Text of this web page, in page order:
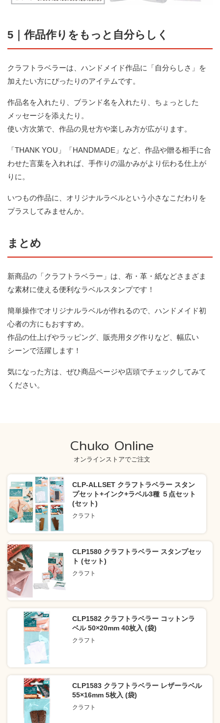
5｜作品作りをもっと自分らしく
クラフトラベラーは、ハンドメイド作品に「自分らしさ」を
加えたい方にぴったりのアイテムです。
作品名を入れたり、ブランド名を入れたり、ちょっとした
メッセージを添えたり。
使い方次第で、作品の見せ方や楽しみ方が広がります。
「THANK YOU」「HANDMADE」など、作品や贈る相手に合
わせた言葉を入れれば、手作りの温かみがより伝わる仕上が
りに。
いつもの作品に、オリジナルラベルという小さなこだわりを
プラスしてみませんか。
まとめ
新商品の「クラフトラベラー」は、布・革・紙などさまざま
な素材に使える便利なラベルスタンプです！
簡単操作でオリジナルラベルが作れるので、ハンドメイド初
心者の方にもおすすめ。
作品の仕上げやラッピング、販売用タグ作りなど、幅広い
シーンで活躍します！
気になった方は、ぜひ商品ページや店頭でチェックしてみて
ください。
Chuko Online
オンラインストアでご注文
CLP-ALLSET クラフトラベラー スタン
プセット+インク+ラベル3種 ５点セット
(セット)
クラフト
CLP1580 クラフトラベラー スタンプセッ
ト (セット)
クラフト
CLP1582 クラフトラベラー コットンラ
ベル 50×20mm 40枚入 (袋)
クラフト
CLP1583 クラフトラベラー レザーラベル
55×16mm 5枚入 (袋)
クラフト